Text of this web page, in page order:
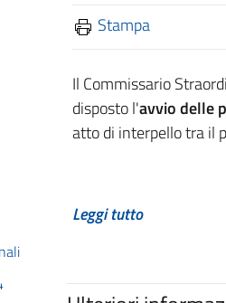
Stampa
Il Commissario
disposto l'avvio delle
atto di interpello tra il
Leggi tutto